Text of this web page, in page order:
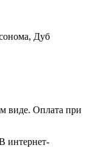
Дуб
виде. Оплата при
интернет-